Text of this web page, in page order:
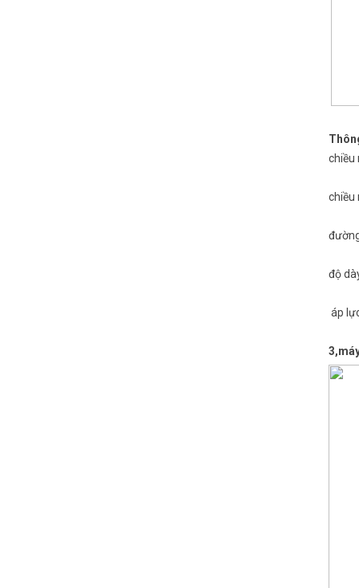
chiều
chiều
độ
áp